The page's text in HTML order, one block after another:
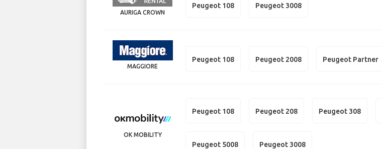
AURIGA CROWN
Peugeot 108 Peugeot 3008
MAGGIORE
Peugeot 108 Peugeot 2008 Peugeot Partner
OK MOBILITY
Peugeot 108 Peugeot 208 Peugeot 308
Peugeot 5008 Peugeot 3008